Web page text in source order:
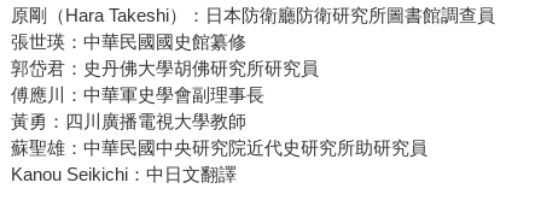
原剛（Hara Takeshi）：日本防衛廳防衛研究所圖書館調查員
張世瑛：中華民國國史館纂修
郭岱君：史丹佛大學胡佛研究所研究員
傅應川：中華軍史學會副理事長
黃勇：四川廣播電視大學教師
蘇聖雄：中華民國中央研究院近代史研究所助研究員
Kanou Seikichi：中日文翻譯